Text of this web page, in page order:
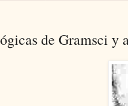
de Gramsci y